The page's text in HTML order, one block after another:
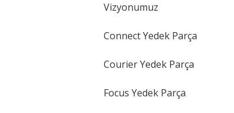
Vizyonumuz
Connect Yedek Parça
Courier Yedek Parça
Focus Yedek Parça